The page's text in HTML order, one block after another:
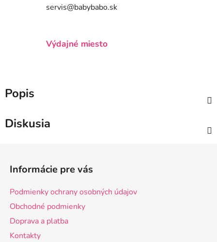
servis@babybabo.sk
Výdajné miesto
Popis
Diskusia
Informácie pre vás
Podmienky ochrany osobných údajov
Obchodné podmienky
Doprava a platba
Kontakty